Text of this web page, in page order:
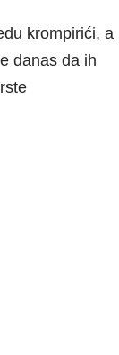
krompirići, a
danas da ih